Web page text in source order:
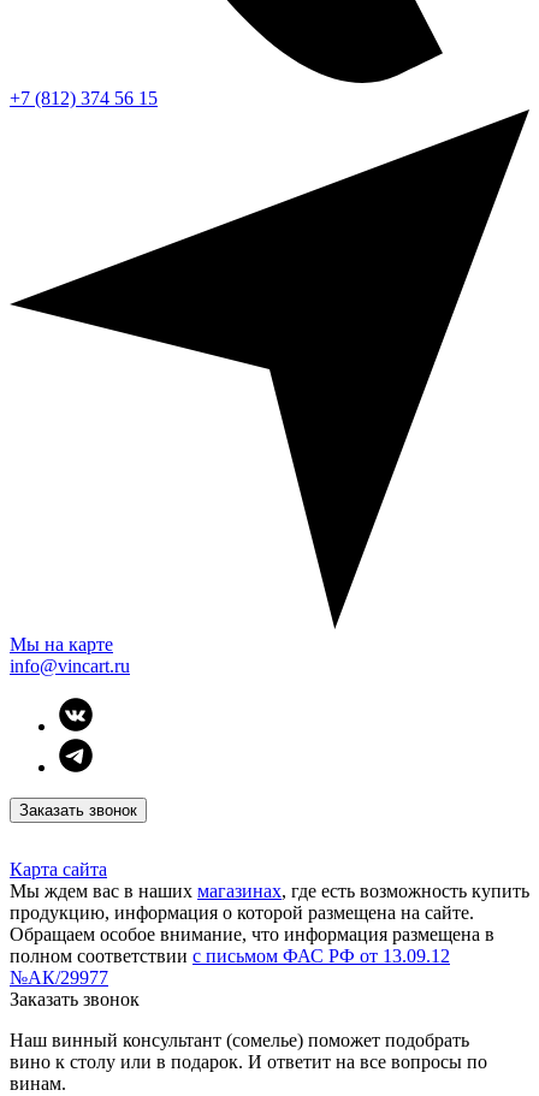
+7 (812) 374 56 15
Мы на карте
info@vincart.ru
Заказать звонок
Карта сайта
Мы ждем вас в наших магазинах, где есть возможность купить
продукцию, информация о которой размещена на сайте.
Обращаем особое внимание, что информация размещена в
полном соответствии с письмом ФАС РФ от 13.09.12
№АК/29977
Заказать звонок
Наш винный консультант (сомелье) поможет подобрать
вино к столу или в подарок. И ответит на все вопросы по
винам.